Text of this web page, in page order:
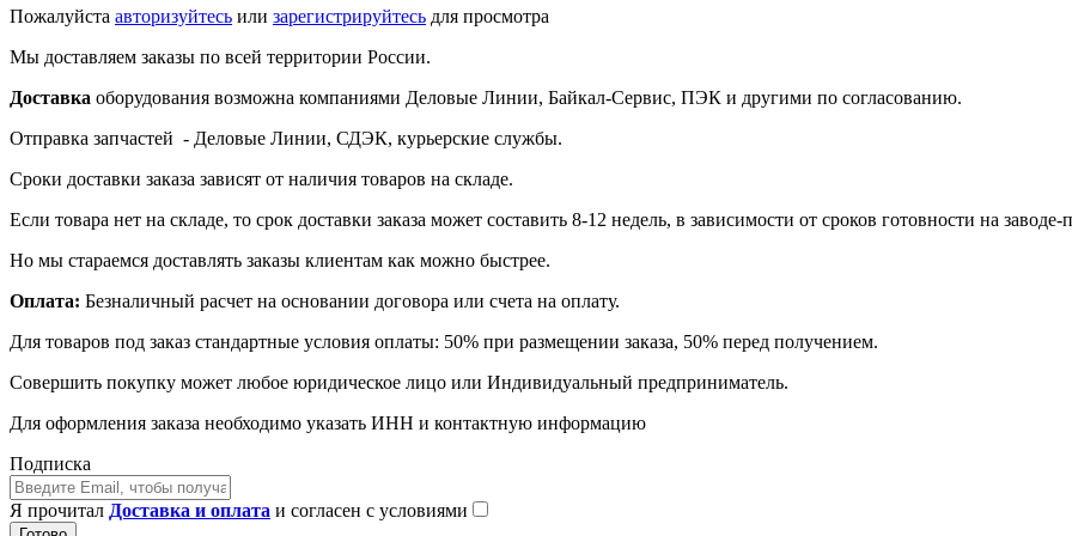
Пожалуйста авторизуйтесь или зарегистрируйтесь для просмотра
Мы доставляем заказы по всей территории России.
Доставка оборудования возможна компаниями Деловые Линии, Байкал-Сервис, ПЭК и другими по согласованию.
Отправка запчастей - Деловые Линии, СДЭК, курьерские службы.
Сроки доставки заказа зависят от наличия товаров на складе.
Если товара нет на складе, то срок доставки заказа может составить 8-12 недель, в зависимости от сроков готовности на заводе-
Но мы стараемся доставлять заказы клиентам как можно быстрее.
Оплата: Безналичный расчет на основании договора или счета на оплату.
Для товаров под заказ стандартные условия оплаты: 50% при размещении заказа, 50% перед получением.
Совершить покупку может любое юридическое лицо или Индивидуальный предприниматель.
Для оформления заказа необходимо указать ИНН и контактную информацию
Подписка
Я прочитал Доставка и оплата и согласен с условиями